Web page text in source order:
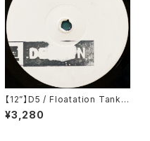
【12”】D5 / Floatation Tank E
P (Delsin) (dsr/sp2)
¥3,280